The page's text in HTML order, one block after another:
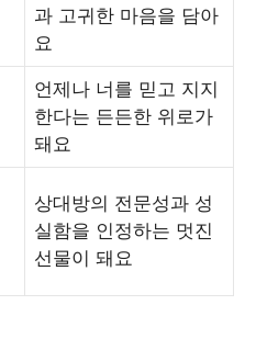
과 고귀한 마음을 담아
요
언제나 너를 믿고 지지
한다는 든든한 위로가
돼요
상대방의 전문성과 성
실함을 인정하는 멋진
선물이 돼요